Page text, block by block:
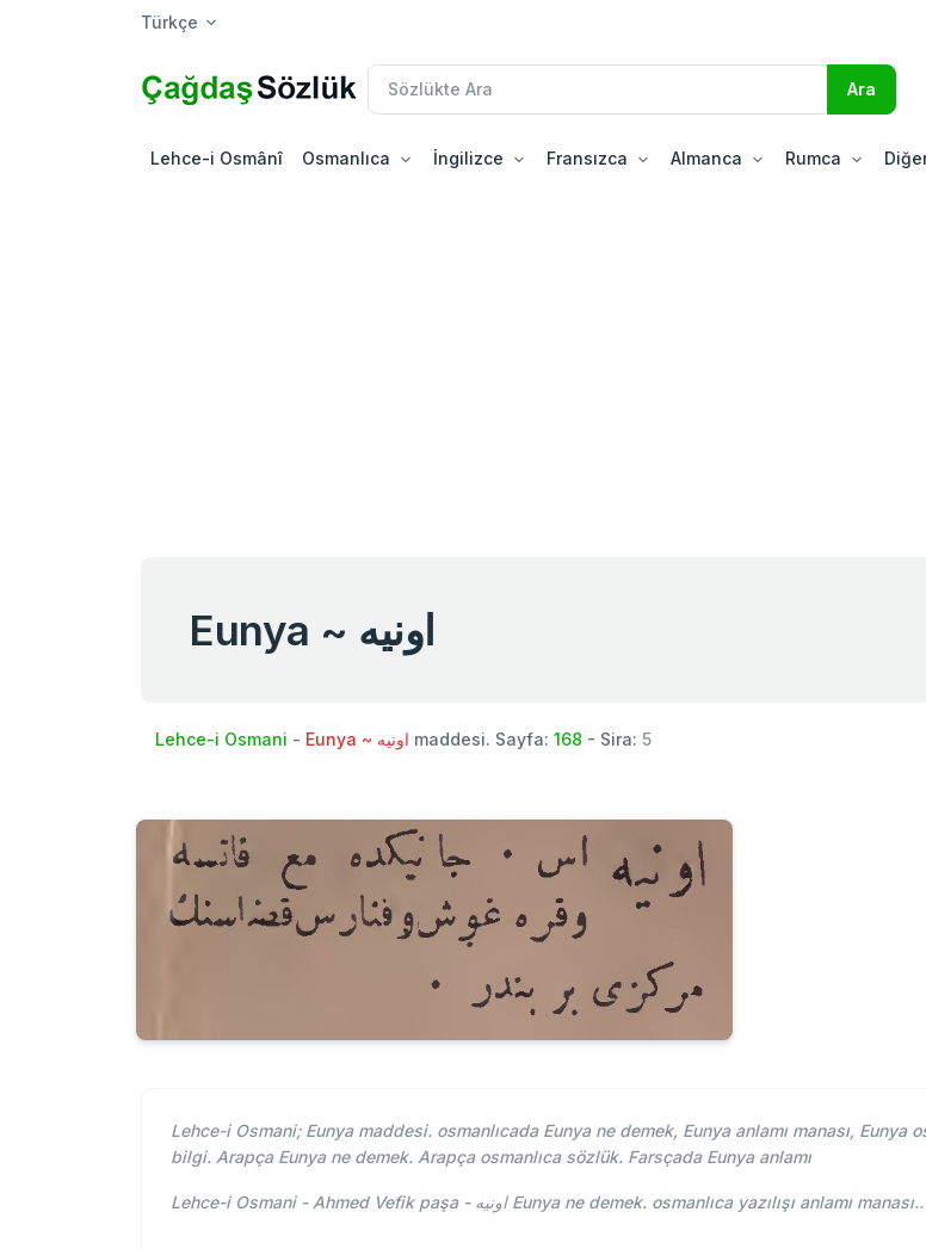
Türkçe
Lehce-i Osmânî Osmanlıca İngilizce Fransızca Almanca Rumca
Eunya ~ اونيه
Lehce-i Osmani - Eunya ~ اونيه maddesi. Sayfa: 168 - Sira: 5
Lehce-i Osmani; Eunya maddesi. osmanlıcada Eunya ne demek, Eunya anlamı manası, Eunya
bilgi. Arapça Eunya ne demek. Arapça osmanlıca sözlük. Farsçada Eunya anlamı
Lehce-i Osmani - Ahmed Vefik paşa - اونيه Eunya ne demek. osmanlıca yazılışı anlamı manası..